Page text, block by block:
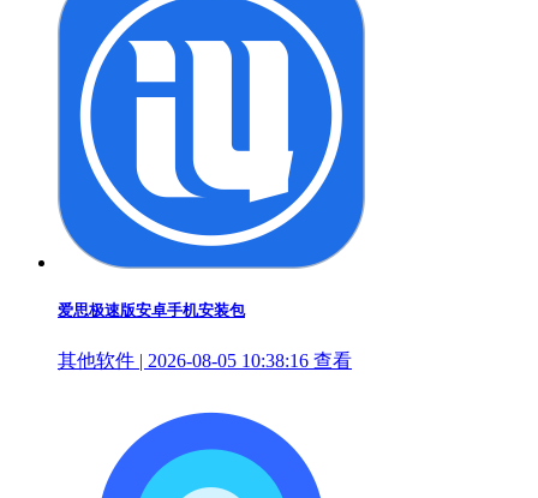
爱思极速版安卓手机安装包
其他软件 | 2026-08-05 10:38:16 查看